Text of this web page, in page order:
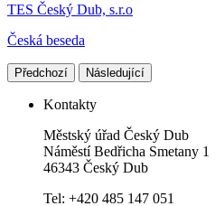
TES Český Dub, s.r.o
Česká beseda
Předchozí Následující
Kontakty
Městský úřad Český Dub
Náměstí Bedřicha Smetany 1
46343 Český Dub
Tel: +420 485 147 051